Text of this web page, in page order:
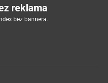
reklama
bez bannera.